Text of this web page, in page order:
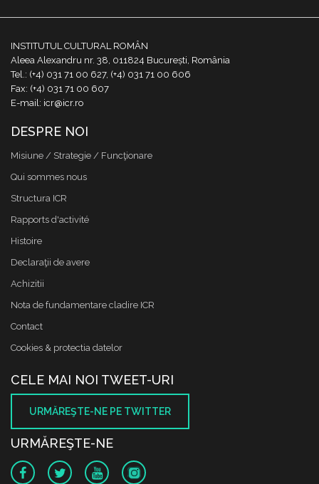
INSTITUTUL CULTURAL ROMÂN
Aleea Alexandru nr. 38, 011824 București, România
Tel.: (+4) 031 71 00 627, (+4) 031 71 00 606
Fax: (+4) 031 71 00 607
E-mail: icr@icr.ro
DESPRE NOI
Misiune / Strategie / Funcţionare
Qui sommes nous
Structura ICR
Rapports d'activité
Histoire
Declaraţii de avere
Achizitii
Nota de fundamentare cladire ICR
Contact
Cookies & protectia datelor
CELE MAI NOI TWEET-URI
URMĂREŞTE-NE PE TWITTER
URMĂREŞTE-NE